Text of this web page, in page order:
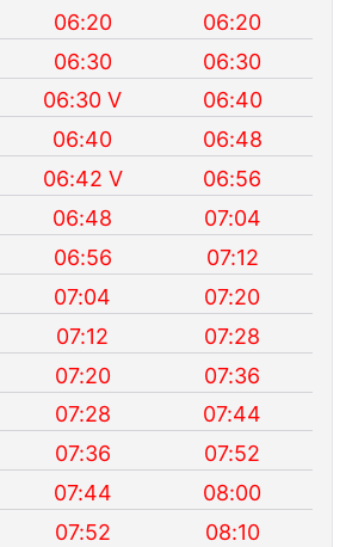
06:20
06:20
06:30
06:30
06:30 V
06:40
06:40
06:48
06:42 V
06:56
06:48
07:04
06:56
07:12
07:04
07:20
07:12
07:28
07:20
07:36
07:28
07:44
07:36
07:52
07:44
08:00
07:52
08:10